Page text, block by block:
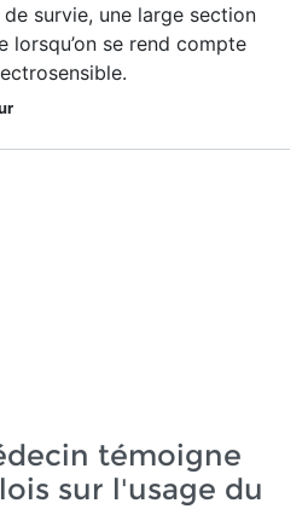
survie, une large section
lorsqu’on se rend compte
témoigne
sur l'usage du